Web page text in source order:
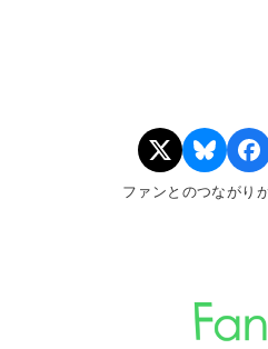
ファンとのつながり